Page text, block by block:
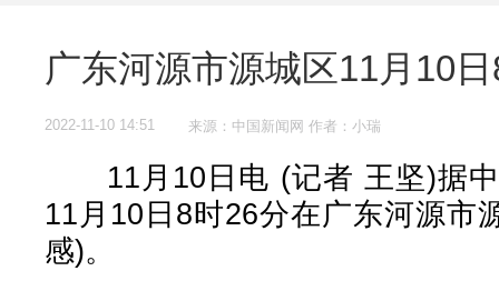
广东河源市源城区11月10
2022-11-10 14:51 来源：中国新闻网 作者：小瑞
11月10日电 (记者 王坚)据中
11月10日8时26分在广东河源市
感)。